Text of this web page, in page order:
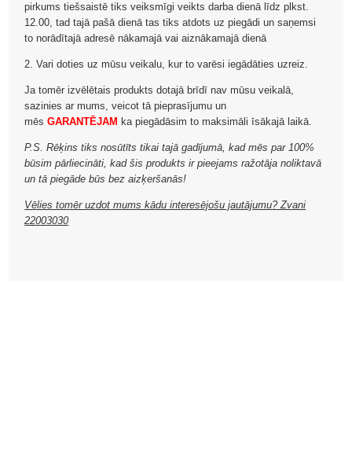
pirkums tiešsaistē tiks veiksmīgi veikts darba dienā līdz plkst.
12.00, tad tajā pašā dienā tas tiks atdots uz piegādi un saņemsi
to norādītajā adresē nākamajā vai aiznākamajā dienā
2. Vari doties uz mūsu veikalu, kur to varēsi iegādāties uzreiz.
Ja tomēr izvēlētais produkts dotajā brīdī nav mūsu veikalā,
sazinies ar mums, veicot tā pieprasījumu un
mēsGARANTĒJAM ka piegādāsim to maksimāli īsākajā laikā.
P.S. Rēķins tiks nosūtīts tikai tajā gadījumā, kad mēs par 100%
būsim pārliecināti, kad šis produkts ir pieejams ražotāja noliktavā
un tā piegāde būs bez aizķeršanās!
Vēlies tomēr uzdot mums kādu interesējošu jautājumu? Zvani
22003030